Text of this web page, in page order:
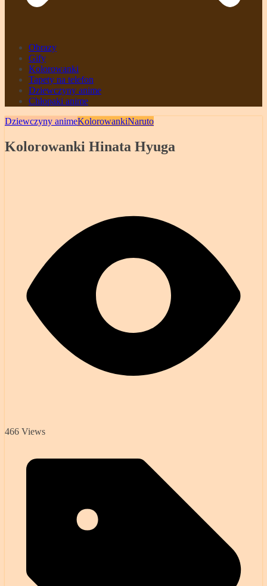
Obrazy
Gify
Kolorowanki
Tapety na telefon
Dziewczyny anime
Chłopaki anime
Dziewczyny animeKolorowankiNaruto
Kolorowanki Hinata Hyuga
466 Views